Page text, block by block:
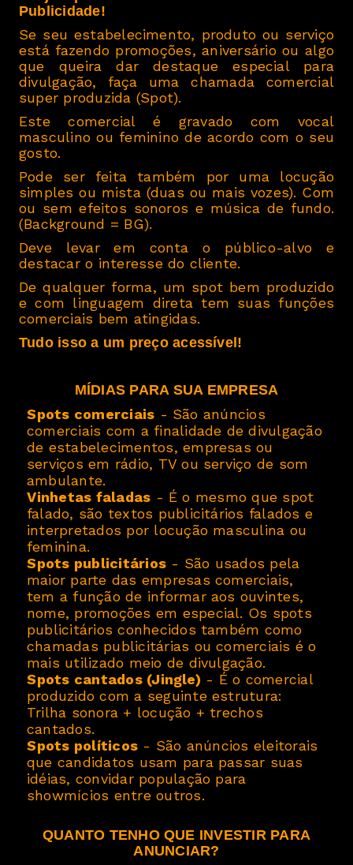
Publicidade!
Se seu estabelecimento, produto ou serviço
está fazendo promoções, aniversário ou algo
que queira dar destaque especial para
divulgação, faça uma chamada comercial
super produzida (Spot).
Este comercial é gravado com vocal
masculino ou feminino de acordo com o seu
gosto.
Pode ser feita também por uma locução
simples ou mista (duas ou mais vozes). Com
ou sem efeitos sonoros e música de fundo.
(Background = BG).
Deve levar em conta o público-alvo e
destacar o interesse do cliente.
De qualquer forma, um spot bem produzido
e com linguagem direta tem suas funções
comerciais bem atingidas.
Tudo isso a um preço acessível!
MÍDIAS PARA SUA EMPRESA
Spots comerciais - São anúncios
comerciais com a finalidade de divulgação
de estabelecimentos, empresas ou
serviços em rádio, TV ou serviço de som
ambulante.
Vinhetas faladas - É o mesmo que spot
falado, são textos publicitários falados e
interpretados por locução masculina ou
feminina.
Spots publicitários- São usados pela
maior parte das empresas comerciais,
tem a função de informar aos ouvintes,
nome, promoções em especial. Os spots
publicitários conhecidos também como
chamadas publicitárias ou comerciais é o
mais utilizado meio de divulgação.
Spots cantados (Jingle) - É o comercial
produzido com a seguinte estrutura:
Trilha sonora + locução + trechos
cantados.
Spots políticos - São anúncios eleitorais
que candidatos usam para passar suas
idéias, convidar população para
showmícios entre outros.
QUANTO TENHO QUE INVESTIR PARA
ANUNCIAR?